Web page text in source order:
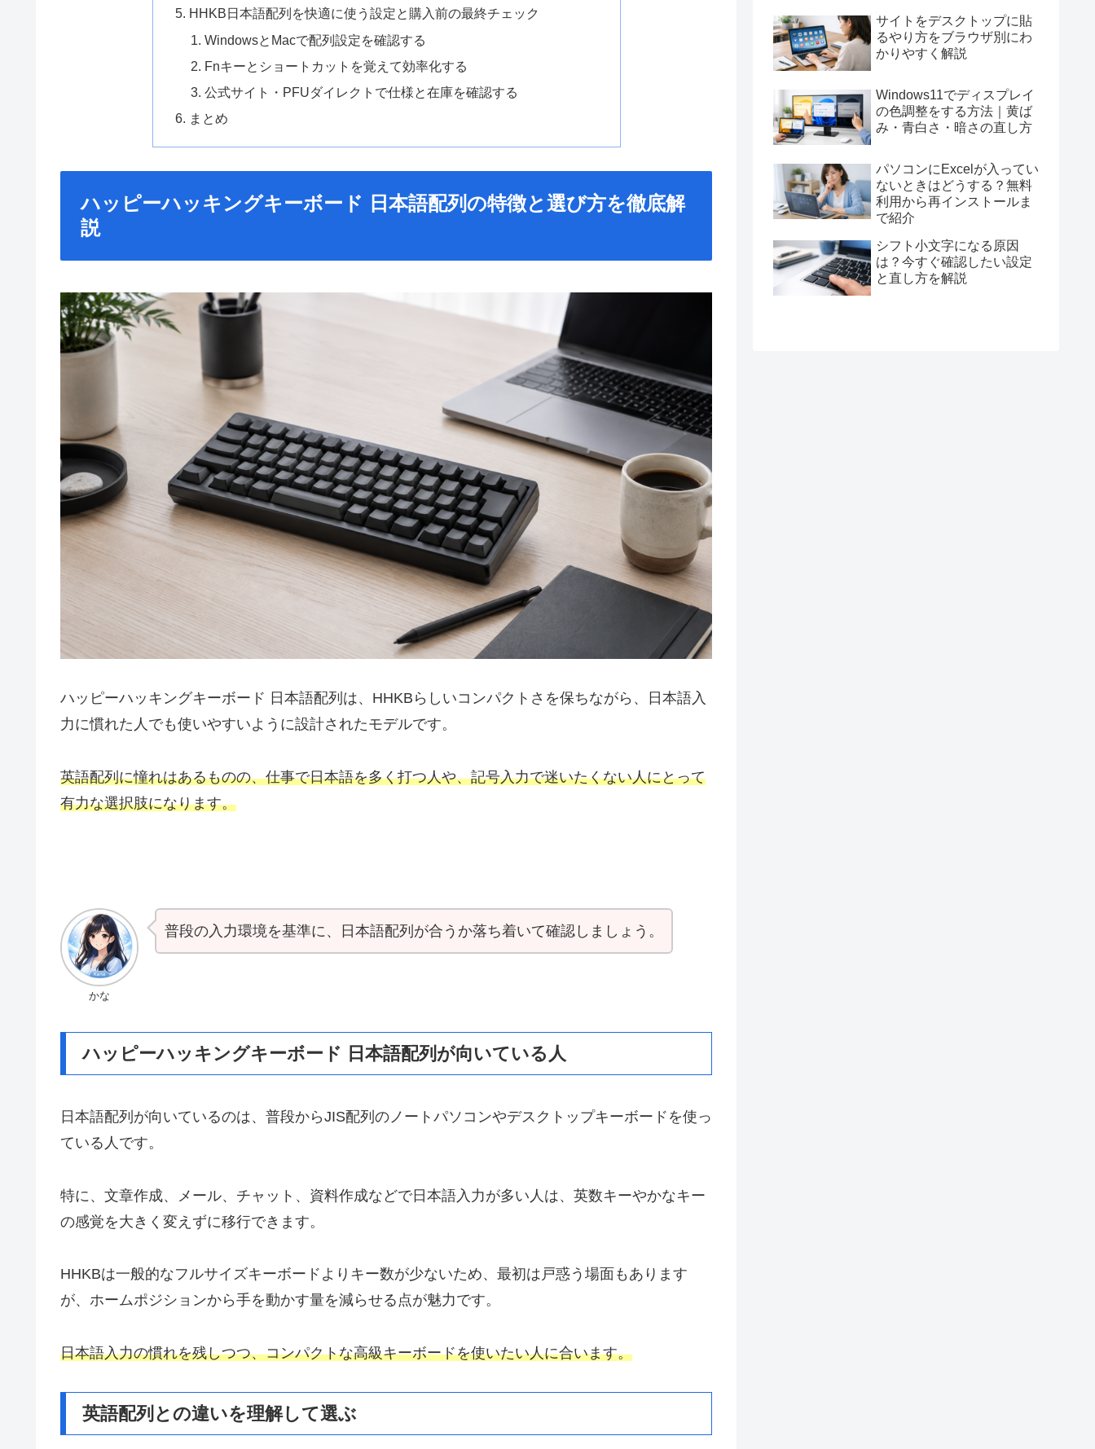
HHKB日本語配列を快適に使う設定と購入前の最終チェック
WindowsとMacで配列設定を確認する
Fnキーとショートカットを覚えて効率化する
公式サイト・PFUダイレクトで仕様と在庫を確認する
まとめ
ハッピーハッキングキーボード 日本語配列の特徴と選び方を徹底解
説
ハッピーハッキングキーボード 日本語配列は、HHKBらしいコンパクトさを保ちながら、日本語入
力に慣れた人でも使いやすいように設計されたモデルです。
英語配列に憧れはあるものの、仕事で日本語を多く打つ人や、記号入力で迷いたくない人にとって
有力な選択肢になります。
かな
普段の入力環境を基準に、日本語配列が合うか落ち着いて確認しましょう。
ハッピーハッキングキーボード 日本語配列が向いている人
日本語配列が向いているのは、普段からJIS配列のノートパソコンやデスクトップキーボードを使っ
ている人です。
特に、文章作成、メール、チャット、資料作成などで日本語入力が多い人は、英数キーやかなキー
の感覚を大きく変えずに移行できます。
HHKBは一般的なフルサイズキーボードよりキー数が少ないため、最初は戸惑う場面もあります
が、ホームポジションから手を動かす量を減らせる点が魅力です。
日本語入力の慣れを残しつつ、コンパクトな高級キーボードを使いたい人に合います。
英語配列との違いを理解して選ぶ
サイトをデスクトップに貼
るやり方をブラウザ別にわ
かりやすく解説
Windows11でディスプレイ
の色調整をする方法｜黄ば
み・青白さ・暗さの直し方
パソコンにExcelが入ってい
ないときはどうする？無料
利用から再インストールま
で紹介
シフト小文字になる原因
は？今すぐ確認したい設定
と直し方を解説